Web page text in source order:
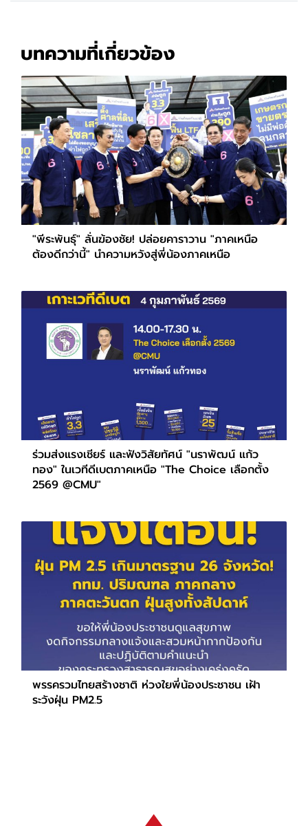
บทความที่เกี่ยวข้อง
"พีระพันธุ์" ลั่นฆ้องชัย! ปล่อยคาราวาน "ภาคเหนือ
ต้องดีกว่านี้" นำความหวังสู่พี่น้องภาคเหนือ
ร่วมส่งแรงเชียร์ และฟังวิสัยทัศน์ "นราพัฒน์ แก้ว
ทอง" ในเวทีดีเบตภาคเหนือ "The Choice เลือกตั้ง
2569 @CMU"
พรรครวมไทยสร้างชาติ ห่วงใยพี่น้องประชาชน เฝ้า
ระวังฝุ่น PM2.5